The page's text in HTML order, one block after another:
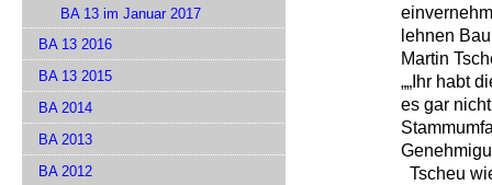
lehnen
Martin
„„Ihr habt
es gar
Tscheu
BA 13 im Januar 2017
BA 13 2016
BA 13 2015
BA 2014
BA 2013
BA 2012